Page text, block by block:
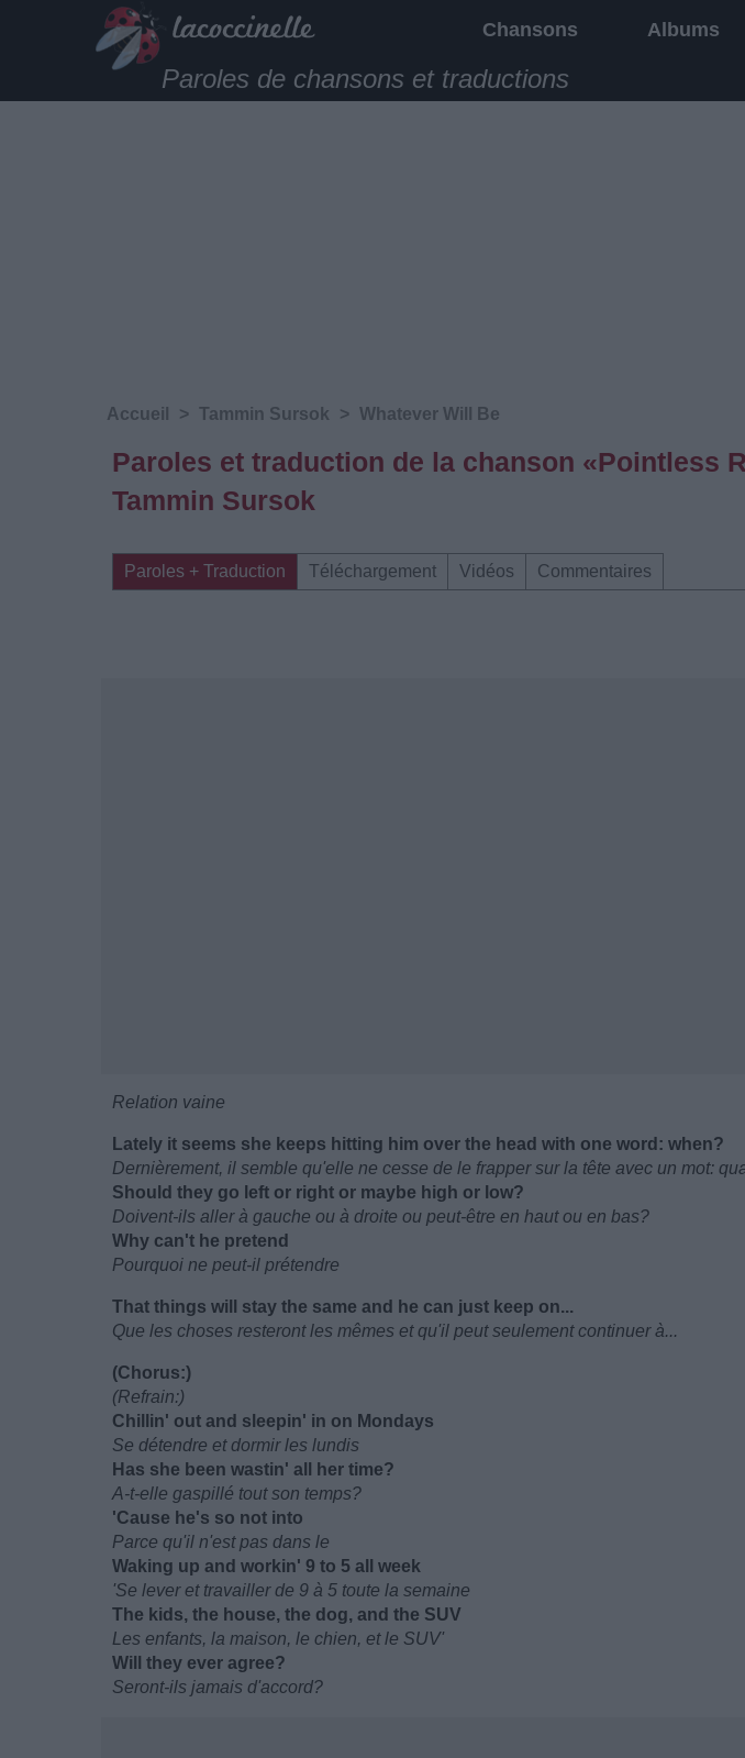
Chansons Albums
Paroles de chansons et traductions
Accueil > Tammin Sursok > Whatever Will Be
Paroles et traduction de la chanson «Pointless
Tammin Sursok
Paroles + Traduction Téléchargement Vidéos Commentaires
Relation vaine
Lately it seems she keeps hitting him over the head with one word: when?
Dernièrement, il semble qu'elle ne cesse de le frapper sur la tête avec un mot:
Should they go left or right or maybe high or low?
Doivent-ils aller à gauche ou à droite ou peut-être en haut ou en bas?
Why can't he pretend
Pourquoi ne peut-il prétendre
That things will stay the same and he can just keep on...
Que les choses resteront les mêmes et qu'il peut seulement continuer à...
(Chorus:)
(Refrain:)
Chillin' out and sleepin' in on Mondays
Se détendre et dormir les lundis
Has she been wastin' all her time?
A-t-elle gaspillé tout son temps?
'Cause he's so not into
Parce qu'il n'est pas dans le
Waking up and workin' 9 to 5 all week
'Se lever et travailler de 9 à 5 toute la semaine
The kids, the house, the dog, and the SUV
Les enfants, la maison, le chien, et le SUV'
Will they ever agree?
Seront-ils jamais d'accord?